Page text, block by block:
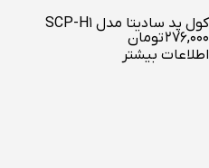
کول پد سادیتا مدل SCP-H1
۲۷۶,۰۰۰تومان
اطلاعات بیشتر